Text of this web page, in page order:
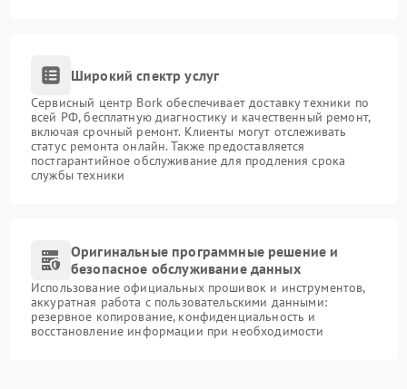
Широкий спектр услуг
Сервисный центр Bork обеспечивает доставку техники по
всей РФ, бесплатную диагностику и качественный ремонт,
включая срочный ремонт. Клиенты могут отслеживать
статус ремонта онлайн. Также предоставляется
постгарантийное обслуживание для продления срока
службы техники
Оригинальные программные решение и
безопасное обслуживание данных
Использование официальных прошивок и инструментов,
аккуратная работа с пользовательскими данными:
резервное копирование, конфиденциальность и
восстановление информации при необходимости